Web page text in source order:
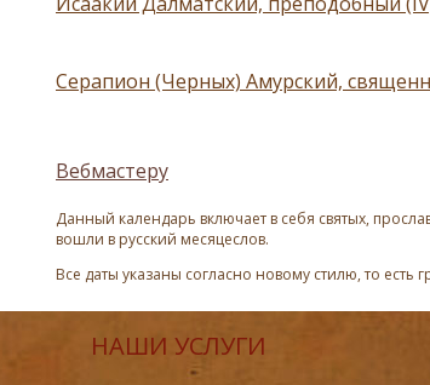
Серапион (Черных) Амурский,
Вебмастеру
Данный календарь включает в себя святых,
вошли в русский месяцеслов.
Все даты указаны согласно новому стилю, то есть
НАШИ УСЛУГИ